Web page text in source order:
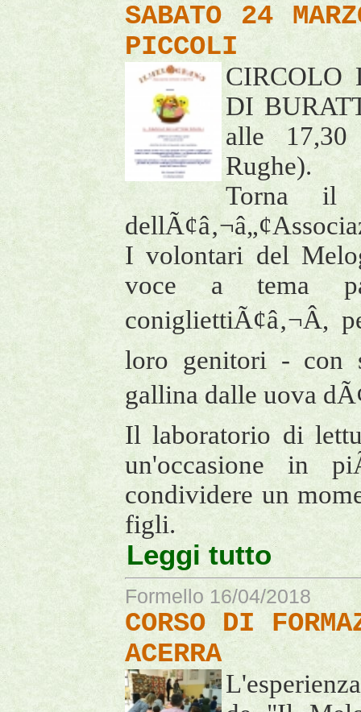
SABATO 24
PICCOLI
CIRCOLO
DI
alle
Rughe).
Torna il
I volontari del
voce a tema
conigliettiÃ¢â‚¬Â,
loro genitori - con
gallina dalle uova
Il laboratorio di
un'occasione in
condividere un
figli.
Leggi tutto
Formello 16/04/2018
CORSO DI
ACERRA